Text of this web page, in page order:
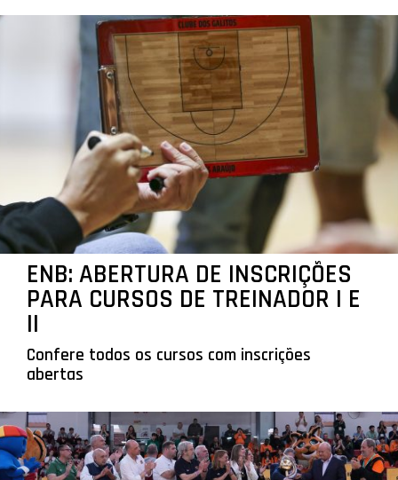
ENB: ABERTURA DE INSCRIÇÕES
PARA CURSOS DE TREINADOR I E
II
Confere todos os cursos com inscrições
abertas